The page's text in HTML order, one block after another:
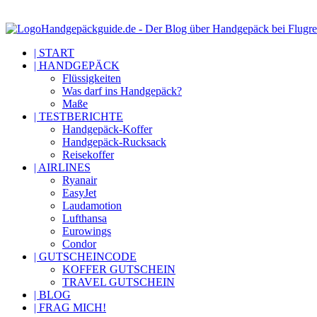
Handgepäckguide.de - Der Blog über Handgepäck bei
| START
| HANDGEPÄCK
Flüssigkeiten
Was darf ins Handgepäck?
Maße
| TESTBERICHTE
Handgepäck-Koffer
Handgepäck-Rucksack
Reisekoffer
| AIRLINES
Ryanair
EasyJet
Laudamotion
Lufthansa
Eurowings
Condor
| GUTSCHEINCODE
KOFFER GUTSCHEIN
TRAVEL GUTSCHEIN
| BLOG
| FRAG MICH!